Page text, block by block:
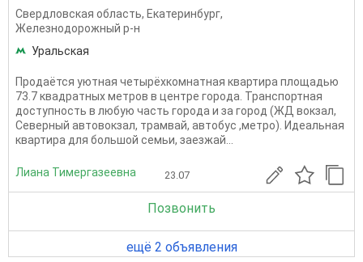
Свердловская область, Екатеринбург,
Железнодорожный р-н
Уральская
Продаётся уютная четырёхкомнатная квартира площадью
73.7 квадратных метров в центре города. Транспортная
доступность в любую часть города и за город (ЖД вокзал,
Северный автовокзал, трамвай, автобус ,метро). Идеальная
квартира для большой семьи, заезжай...
Лиана Тимергазеевна 23.07
Позвонить
ещё 2 объявления